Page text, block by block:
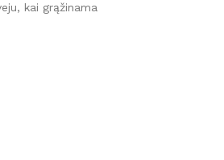
kai grąžinama